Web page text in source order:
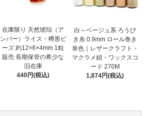
在庫限り 天然琥珀（ア
ンバー）ライス・樽形ビ
ーズ 約12×6×4mm 1粒
販売 長期保管の希少な
旧在庫
440円(税込)
白～ベージュ系 ろうび
き糸 0.9mm ロール巻き
単色｜レザークラフト・
マクラメ紐・ワックスコ
ード 270M
1,874円(税込)